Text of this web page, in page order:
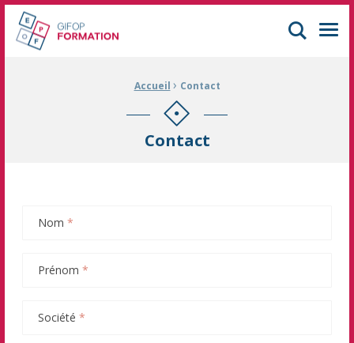
GIFOP Formation Centre de formation continue à Mulhouse
Accueil › Contact
Contact
Nom *
Prénom *
Société *